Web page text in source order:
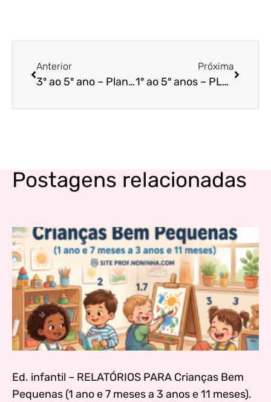
Anterior
3º ao 5º ano – Plano de Aula Integrado: Autocuidado, Exercício e Saúde Integral
Próxima
1º ao 5º anos – PLANO DE ATIVIDADE DIRECIONADA: CAÇA AO TESOURO COOPERATIVO
Postagens relacionadas
Ed. infantil – RELATÓRIOS PARA Crianças Bem
Pequenas (1 ano e 7 meses a 3 anos e 11 meses).